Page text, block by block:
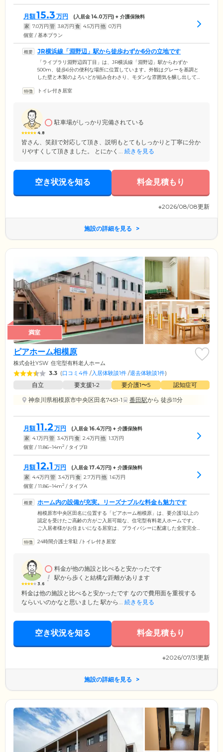
月額15.3 万円 (入居金14.0万円) + 介護保険料
家 7.0万円 管 3.8万円 食 4.5万円 他 0万円
個室 / 基本プラン
JR横浜線「淵野辺」駅から徒歩わずか6分の立地です
「ライブラリ淵野辺四丁目」は、JR横浜線「淵野辺」駅からわずか
500m、徒歩6分の便利な場所に位置しています。外観はグレーを基調と
した壁と木製のよろいどが組み合わさり、モダンな雰囲気を醸し出して
います。また、ご入居のみなさまが安全かつ快適に過ごせるように配慮
トイレ付き居室
4.8
駐車場がしっかり完備されている
皆さん、笑顔で対応して頂き、説明もとてもしっかりと丁寧に分か
りやすくして頂きました。 とにかく... 続きを見る
空き状況を知る 料金見積もり
※2026/08/08更新
施設の詳細を見る
満室
ピアホーム相模原
株式会社YSW 住宅型有料老人ホーム
3.3 (口コミ4件 /入居体験談1件 /退去体験談1件)
自立 要支援1•2 要介護1〜5
認知症可
神奈川県相模原市中央区田名7451-1
番田駅から 徒歩11分
月額11.2 万円 (入居金16.4万円) + 介護保険料
家 4.1万円 管 3.4万円 食 2.4万円 他 1.3万円
個室 / 11.86~14m2 / タイプB
月額12.1 万円 (入居金17.4万円) + 介護保険料
家 4.4万円 管 3.4万円 食 2.7万円 他 1.6万円
個室 / 11.86~14m2 / タイプA
ホーム内の設備が充実。リーズナブルな料金も魅力です
相模原市中央区田名に位置する「ピアホーム相模原」は、要介護1以上の
認定を受けたご高齢の方がご入居可能な、住宅型有料老人ホームです。
ご入居者様がお住まいになる居室は、プライバシーに配慮した全室完全
設置。ボタンひとつでスタッフがお部屋まで駆けつけますので、おひと
のご利用料金を低めに設定。生活保護を受給されている方にもご入居い
ただけます。
24時間介護士常駐 /トイレ付き居室
3.6
料金が他の施設と比べると安かったです
駅から歩くと結構な距離があります
料金は他の施設と比べると安かったです なので費用面を重視する
ならいいのかなと思いました 駅から... 続きを見る
空き状況を知る 料金見積もり
※2026/07/31更新
施設の詳細を見る